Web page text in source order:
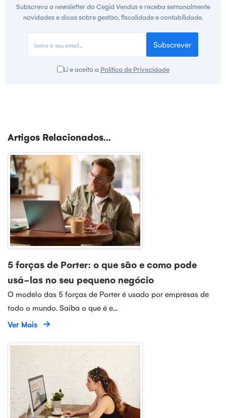
Subscreva a newsletter do Cegid Vendus e receba semanalmente
novidades e dicas sobre gestão, fiscalidade e contabilidade.
Subscrever
Li e aceito a Política de Privacidade
Artigos Relacionados...
5 forças de Porter: o que são e como pode
usá-las no seu pequeno negócio
O modelo das 5 forças de Porter é usado por empresas de
todo o mundo. Saiba o que é e...
Ver Mais